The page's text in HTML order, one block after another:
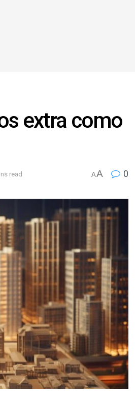
extra como
read AA 0